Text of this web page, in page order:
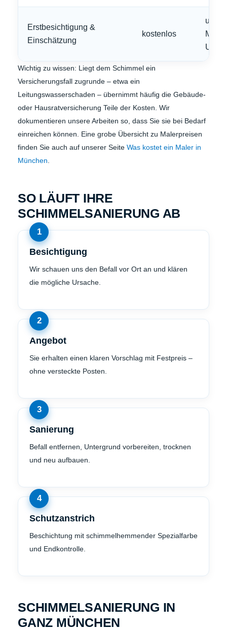
Erstbesichtigung &
Einschätzung
kostenlos
Wichtig zu wissen: Liegt dem Schimmel ein
Versicherungsfall zugrunde – etwa ein
Leitungswasserschaden – übernimmt häufig die Gebäude-
oder Hausratversicherung Teile der Kosten. Wir
dokumentieren unsere Arbeiten so, dass Sie sie bei Bedarf
einreichen können. Eine grobe Übersicht zu Malerpreisen
finden Sie auch auf unserer Seite Was kostet ein Maler in
München
SO LÄUFT IHRE
SCHIMMELSANIERUNG AB
Besichtigung
Wir schauen uns den Befall vor Ort an und klären
die mögliche Ursache.
Angebot
Sie erhalten einen klaren Vorschlag mit Festpreis –
ohne versteckte Posten.
Sanierung
Befall entfernen, Untergrund vorbereiten, trocknen
und neu aufbauen.
Schutzanstrich
Beschichtung mit schimmelhemmender Spezialfarbe
und Endkontrolle.
SCHIMMELSANIERUNG IN
GANZ MÜNCHEN